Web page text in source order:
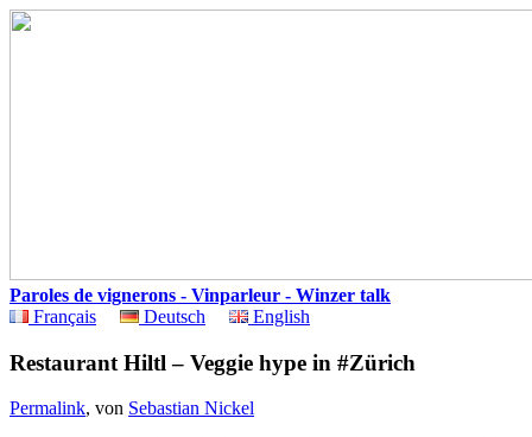
Paroles de vignerons - Vinparleur - Winzer talk
Français
Deutsch English
Restaurant Hiltl – Veggie hype in #Zürich
Permalink, von Sebastian Nickel